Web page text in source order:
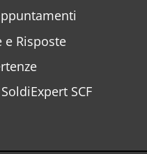
e Risposte
SCF